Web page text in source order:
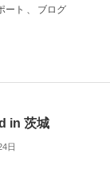
ート 、 ブログ
in 茨城
日